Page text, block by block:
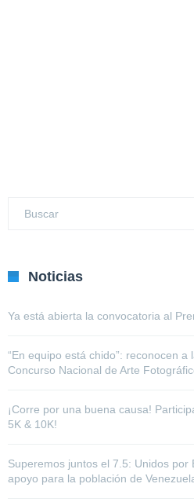
Noticias
Ya está abierta la convocatoria al
“En equipo está chido”: reconocen a
Concurso Nacional de Arte
¡Corre por una buena causa!
5K & 10K!
Superemos juntos el 7.5: Unidos por
apoyo para la población de